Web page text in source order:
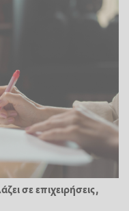
σε επιχειρήσεις,